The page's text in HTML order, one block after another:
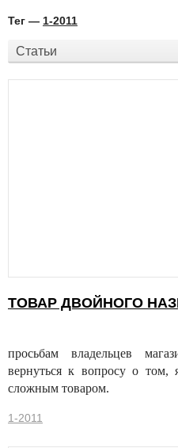
Тег — 1-2011
Статьи
ТОВАР ДВОЙНОГО
просьбам владельцев
вернуться к вопросу о том,
сложным товаром.
1-2011